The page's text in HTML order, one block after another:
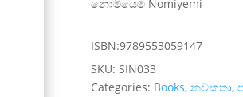
නොමියෙමි Nomiyemi
ISBN:9789553059147
SKU:SIN033
Categories: Books,නවකතා,